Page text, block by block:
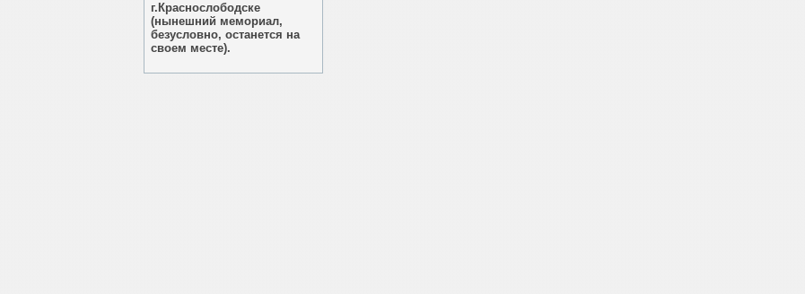
г.Краснослободске
(нынешний мемориал,
безусловно, останется на
своем месте).